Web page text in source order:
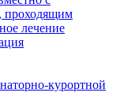
проходящим
лечение
курортной